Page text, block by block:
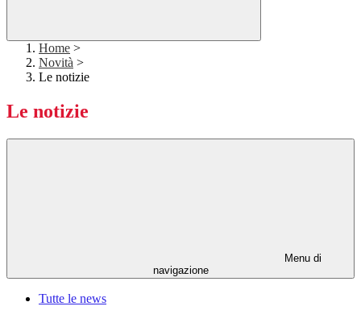
Home >
Novità >
Le notizie
Le notizie
Menu di
navigazione
Tutte le news